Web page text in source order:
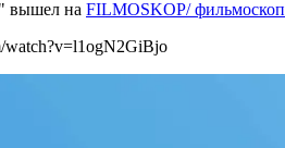
вышел на FILMOSKOP/ фильмоскоп
watch?v=l1ogN2GiBjo